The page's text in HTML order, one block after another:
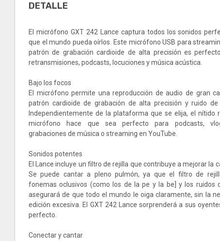
DETALLE
El micrófono GXT 242 Lance captura todos los sonidos
que el mundo pueda oírlos. Este micrófono USB para
patrón de grabación cardioide de alta precisión es
retransmisiones, podcasts, locuciones y música acústica.
Bajo los focos
El micrófono permite una reproducción de audio de gran
patrón cardioide de grabación de alta precisión y ruido
Independientemente de la plataforma que se elija, el nítido
micrófono hace que sea perfecto para podcasts,
grabaciones de música o streaming en YouTube.
Sonidos potentes
El Lance incluye un filtro de rejilla que contribuye a mejorar la
Se puede cantar a pleno pulmón, ya que el filtro de
fonemas oclusivos (como los de la pe y la be] y los ruidos
asegurará de que todo el mundo le oiga claramente, sin la
edición excesiva. El GXT 242 Lance sorprenderá a sus
perfecto.
Conectar y cantar